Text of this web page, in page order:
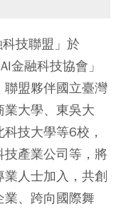
技聯盟」於
金融科技協會」
聯盟夥伴國立臺灣
大學、東吳大
技大學等6校，
技產業公司等，將
人士加入，共創
業、跨向國際舞